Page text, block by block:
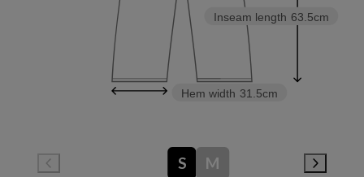
Inseam length 63.5cm
Hem width 31.5cm
S M